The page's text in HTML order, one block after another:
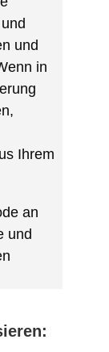
und
in
Ihrem
an
und